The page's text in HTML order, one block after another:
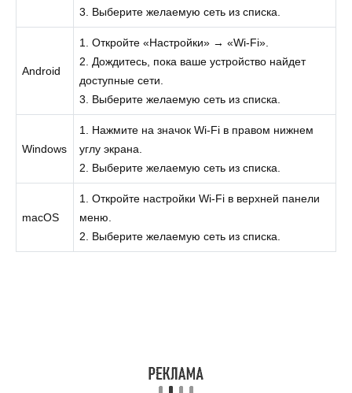
3. Выберите желаемую сеть из списка.
Android
1. Откройте «Настройки» → «Wi-Fi».
2. Дождитесь, пока ваше устройство найдет
доступные сети.
3. Выберите желаемую сеть из списка.
Windows
1. Нажмите на значок Wi-Fi в правом нижнем
углу экрана.
2. Выберите желаемую сеть из списка.
macOS
1. Откройте настройки Wi-Fi в верхней панели
меню.
2. Выберите желаемую сеть из списка.